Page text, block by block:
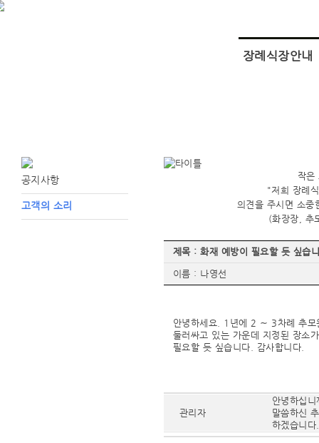
장례식장안내
공지사항
고객의 소리
작은
"저희 장례
의견을 주시면 소중
(화장장, 추
제목 : 화재 예방이 필요할 듯 싶습
이름 : 나영선
안녕하세요. 1년에 2 ∼ 3차례 추모
둘러싸고 있는 가운데 지정된 장소
필요할 듯 싶습니다. 감사합니다.
관리자
안녕하십
말씀하신
하겠습니